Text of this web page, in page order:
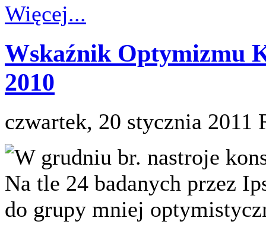
Więcej...
Wskaźnik Optymizmu
2010
czwartek, 20 stycznia 2011
W grudniu br. nastroje
Na tle 24 badanych przez
do grupy mniej